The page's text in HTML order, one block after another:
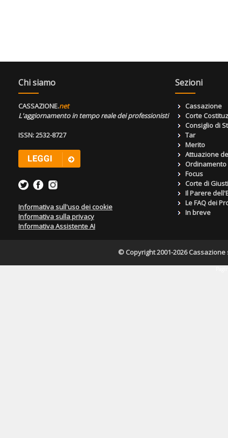
Chi siamo
CASSAZIONE.net
L'aggiornamento in tempo reale dei professionisti
ISSN: 2532-8727
Informativa sull'uso dei cookie
Informativa sulla privacy
Informativa Assistente AI
Sezioni
Cassazione
Corte
Consiglio di
Tar
Merito
Attuazione
Focus
Corte di
Il Parere
Le FAQ dei
In breve
© Copyright 2001-2026 Cassazione